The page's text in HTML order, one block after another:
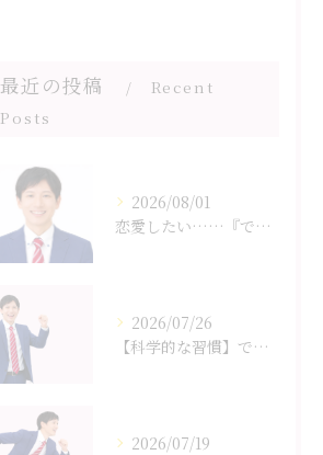
最近の投稿
Recent
Posts
2026/08/01
恋愛したい……『でも面倒くさい』、どうすればいい？？｜八王子の結婚相談所SmileLink.lab
2026/07/26
【科学的な習慣】で魅力を最大化する｜八王子の結婚相談所SmileLink.lab
2026/07/19